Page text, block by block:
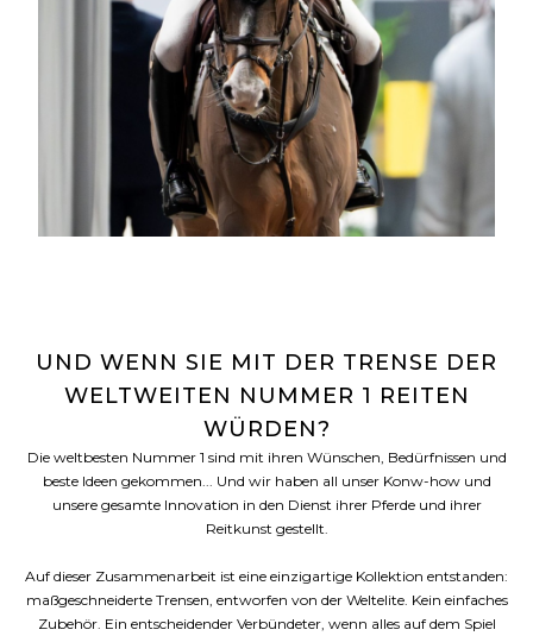
UND WENN SIE MIT DER TRENSE DER
WELTWEITEN NUMMER 1 REITEN
WÜRDEN?
Die weltbesten Nummer 1 sind mit ihren Wünschen, Bedürfnissen und
beste Ideen gekommen... Und wir haben all unser Konw-how und
unsere gesamte Innovation in den Dienst ihrer Pferde und ihrer
Reitkunst gestellt.
Auf dieser Zusammenarbeit ist eine einzigartige Kollektion entstanden:
maßgeschneiderte Trensen, entworfen von der Weltelite. Kein einfaches
Zubehör. Ein entscheidender Verbündeter, wenn alles auf dem Spiel